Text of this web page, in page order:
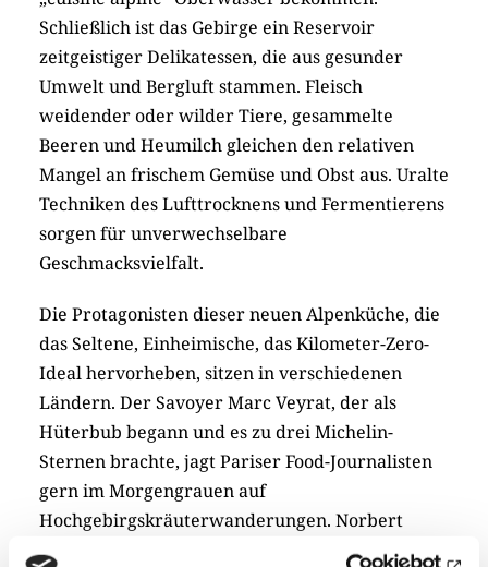
Schließlich ist das Gebirge ein Reservoir
zeitgeistiger Delikatessen, die aus gesunder
Umwelt und Bergluft stammen. Fleisch
weidender oder wilder Tiere, gesammelte
Beeren und Heumilch gleichen den relativen
Mangel an frischem Gemüse und Obst aus. Uralte
Techniken des Lufttrocknens und Fermentierens
sorgen für unverwechselbare
Geschmacksvielfalt.
Die Protagonisten dieser neuen Alpenküche, die
das Seltene, Einheimische, das Kilometer-Zero-
Ideal hervorheben, sitzen in verschiedenen
Ländern. Der Savoyer Marc Veyrat, der als
Hüterbub begann und es zu drei Michelin-
Sternen brachte, jagt Pariser Food-Journalisten
gern im Morgengrauen auf
Hochgebirgskräuterwanderungen. Norbert
Niederkofler aus Südtirol macht in den